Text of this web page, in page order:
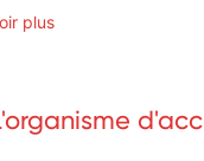
plus